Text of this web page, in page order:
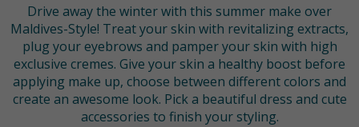
Drive away the winter with this summer make over
Maldives-Style! Treat your skin with revitalizing extracts,
plug your eyebrows and pamper your skin with high
exclusive cremes. Give your skin a healthy boost before
applying make up, choose between different colors and
create an awesome look. Pick a beautiful dress and cute
accessories to finish your styling.